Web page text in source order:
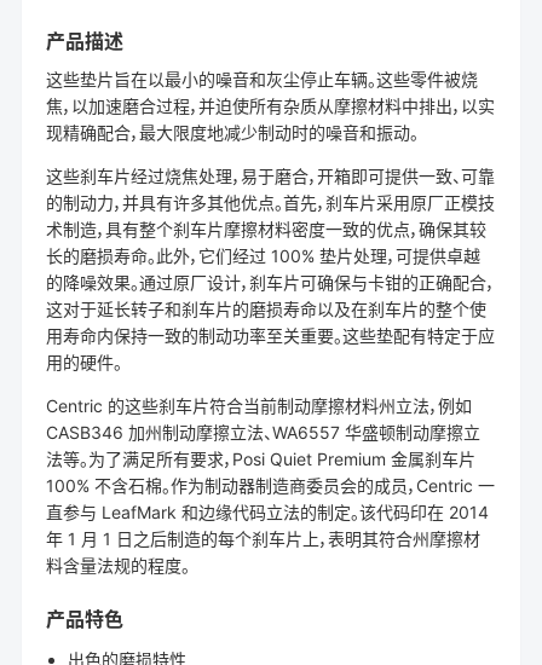
产品描述
这些垫片旨在以最小的噪音和灰尘停止车辆。这些零件被烧
焦，以加速磨合过程，并迫使所有杂质从摩擦材料中排出，以实
现精确配合，最大限度地减少制动时的噪音和振动。
这些刹车片经过烧焦处理，易于磨合，开箱即可提供一致、可靠
的制动力，并具有许多其他优点。首先，刹车片采用原厂正模技
术制造，具有整个刹车片摩擦材料密度一致的优点，确保其较
长的磨损寿命。此外，它们经过 100% 垫片处理，可提供卓越
的降噪效果。通过原厂设计，刹车片可确保与卡钳的正确配合，
这对于延长转子和刹车片的磨损寿命以及在刹车片的整个使
用寿命内保持一致的制动功率至关重要。这些垫配有特定于应
用的硬件。
Centric 的这些刹车片符合当前制动摩擦材料州立法，例如
CASB346 加州制动摩擦立法、WA6557 华盛顿制动摩擦立
法等。为了满足所有要求，Posi Quiet Premium 金属刹车片
100% 不含石棉。作为制动器制造商委员会的成员，Centric 一
直参与 LeafMark 和边缘代码立法的制定。该代码印在 2014
年 1 月 1 日之后制造的每个刹车片上，表明其符合州摩擦材
料含量法规的程度。
产品特色
出色的磨损特性